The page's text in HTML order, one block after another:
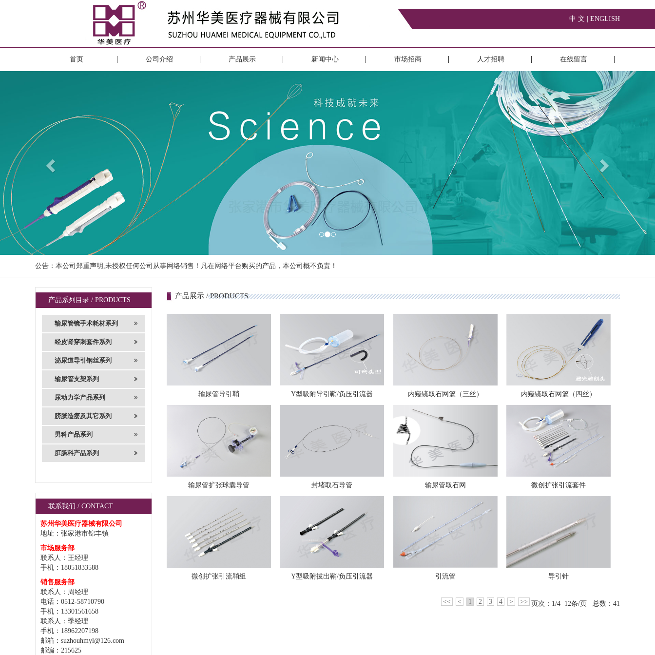
中 文 | ENGLISH
首页 公司介绍 产品展示 新闻中心 市场招商 人才招聘 在线留言
公告：本公司郑重声明,未授权任何公司从事网络销售！凡在网络平台购买的产品，本公司概不负责！
产品系列目录 / PRODUCTS
输尿管镜手术耗材系列
经皮肾穿刺套件系列
泌尿道导引钢丝系列
输尿管支架系列
尿动力学产品系列
膀胱造瘘及其它系列
男科产品系列
肛肠科产品系列
联系我们 / CONTACT
苏州华美医疗器械有限公司
地址：张家港市锦丰镇
市场服务部
联系人：王经理
手机：18051833588
销售服务部
联系人：周经理
电话：0512-58710790
手机：13301561658
联系人：季经理
手机：18962207198
邮箱：suzhouhmyl@126.com
邮编：215625
产品展示 / PRODUCTS
输尿管导引鞘 Y型吸附导引鞘/负压引流器 内窥镜取石网篮（三丝） 内窥镜取石网篮（四丝）
输尿管扩张球囊导管 封堵取石导管 输尿管取石网 微创扩张引流套件
微创扩张引流鞘组 Y型吸附拔出鞘/负压引流器 引流管 导引针
页次：1/4 12条/页 总数：41
<< < 1 2 3 4 > >>